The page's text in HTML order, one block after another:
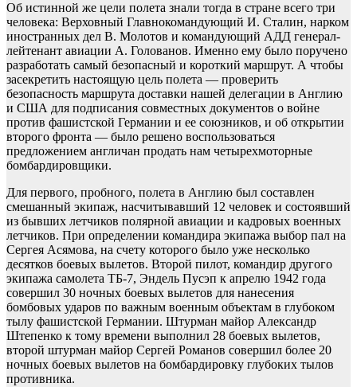
Об истинной же цели полета знали тогда в стране всего три
человека: Верховный Главнокомандующий И. Сталин, нарком
иностранных дел В. Молотов и командующий АДД генерал-
лейтенант авиации А. Голованов. Именно ему было поручено
разработать самый безопасный и короткий маршрут. А чтобы
засекретить настоящую цель полета — проверить
безопасность маршрута доставки нашей делегации в Англию
и США для подписания совместных документов о войне
против фашистской Германии и ее союзников, и об открытии
второго фронта — было решено воспользоваться
предложением англичан продать нам четырехмоторные
бомбардировщики.
Для первого, пробного, полета в Англию был составлен
смешанный экипаж, насчитывавший 12 человек и состоявший
из бывших летчиков полярной авиации и кадровых военных
летчиков. При определении командира экипажа выбор пал на
Сергея Асямова, на счету которого было уже несколько
десятков боевых вылетов. Второй пилот, командир другого
экипажа самолета ТБ-7, Эндель Пусэп к апрелю 1942 года
совершил 30 ночных боевых вылетов для нанесения
бомбовых ударов по важным военным объектам в глубоком
тылу фашистской Германии. Штурман майор Александр
Штепенко к тому времени выполнил 28 боевых вылетов,
второй штурман майор Сергей Романов совершил более 20
ночных боевых вылетов на бомбардировку глубоких тылов
противника.